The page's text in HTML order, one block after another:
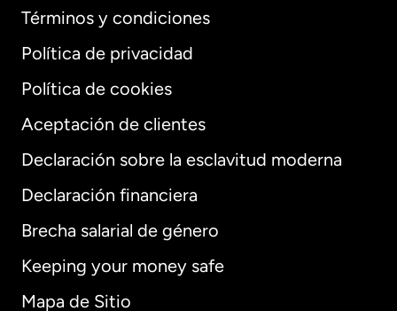
Términos y condiciones
Política de privacidad
Política de cookies
Aceptación de clientes
Declaración sobre la esclavitud moderna
Declaración financiera
Brecha salarial de género
Keeping your money safe
Mapa de Sitio
Internacional English
Alemania